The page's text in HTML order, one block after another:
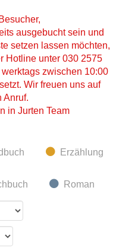
ausgebucht sein und
setzen lassen möchten,
Hotline unter 030 2575
zwischen 10:00
Wir freuen uns auf
Anruf.
in Jurten Team
Erzählung
Roman